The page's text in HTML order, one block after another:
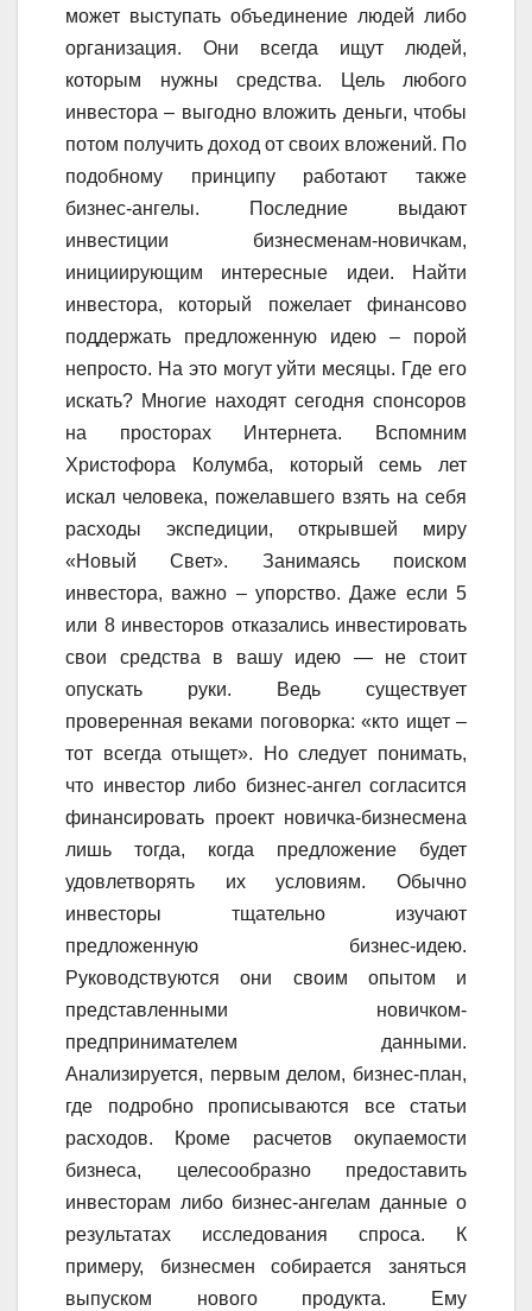
может выступать объединение людей либо
организация. Они всегда ищут людей,
которым нужны средства. Цель любого
инвестора – выгодно вложить деньги, чтобы
потом получить доход от своих вложений. По
подобному принципу работают также
бизнес-ангелы. Последние выдают
инвестиции бизнесменам-новичкам,
инициирующим интересные идеи. Найти
инвестора, который пожелает финансово
поддержать предложенную идею – порой
непросто. На это могут уйти месяцы. Где его
искать? Многие находят сегодня спонсоров
на просторах Интернета. Вспомним
Христофора Колумба, который семь лет
искал человека, пожелавшего взять на себя
расходы экспедиции, открывшей миру
«Новый Свет». Занимаясь поиском
инвестора, важно – упорство. Даже если 5
или 8 инвесторов отказались инвестировать
свои средства в вашу идею — не стоит
опускать руки. Ведь существует
проверенная веками поговорка: «кто ищет –
тот всегда отыщет». Но следует понимать,
что инвестор либо бизнес-ангел согласится
финансировать проект новичка-бизнесмена
лишь тогда, когда предложение будет
удовлетворять их условиям. Обычно
инвесторы тщательно изучают
предложенную бизнес-идею.
Руководствуются они своим опытом и
представленными новичком-
предпринимателем данными.
Анализируется, первым делом, бизнес-план,
где подробно прописываются все статьи
расходов. Кроме расчетов окупаемости
бизнеса, целесообразно предоставить
инвесторам либо бизнес-ангелам данные о
результатах исследования спроса. К
примеру, бизнесмен собирается заняться
выпуском нового продукта. Ему